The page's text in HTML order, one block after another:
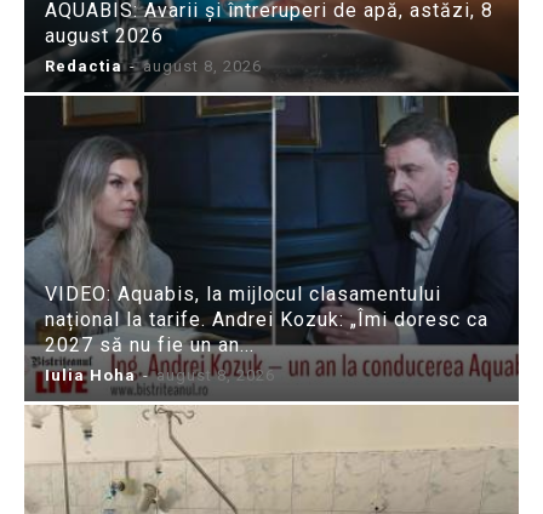
AQUABIS: Avarii și întreruperi de apă, astăzi, 8
august 2026
Redactia - august 8, 2026
VIDEO: Aquabis, la mijlocul clasamentului
național la tarife. Andrei Kozuk: „Îmi doresc ca
2027 să nu fie un an...
Iulia Hoha - august 8, 2026